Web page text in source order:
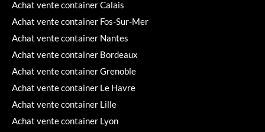
Achat vente container Calais
Achat vente container Fos-Sur-Mer
Achat vente container Nantes
Achat vente container Bordeaux
Achat vente container Grenoble
Achat vente container Le Havre
Achat vente container Lille
Achat vente container Lyon